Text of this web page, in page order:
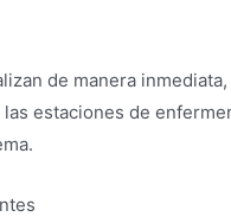
de manera
estaciones de